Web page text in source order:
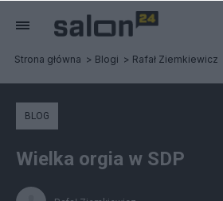
Strona główna Blogi Rafał Ziemkiewicz
BLOG
Wielka orgia w SDP